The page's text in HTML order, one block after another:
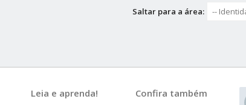
Saltar para a área:
Confira também
Leia e aprenda!